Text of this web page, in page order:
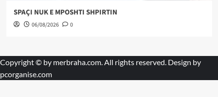
SPAÇI NUK E MPOSHTI SHPIRTIN
06/08/2026 0
Copyright © by merbraha.com. All rights reserved. Design by
pcorganise.com